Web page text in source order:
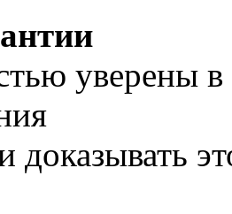
уверены в
доказывать